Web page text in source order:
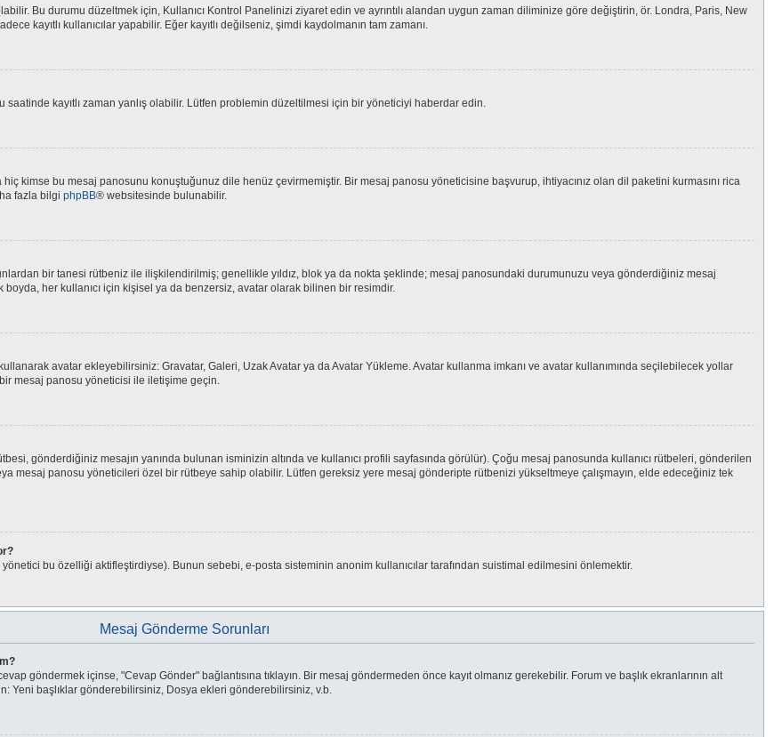
Bu durumu düzeltmek için, Kullanıcı Kontrol Panelinizi ziyaret edin ve ayrıntılı alandan uygun zaman diliminize göre değiştirin, ör. Londra, Paris, New
kayıtlı kullanıcılar yapabilir. Eğer kayıtlı değilseniz, şimdi kaydolmanın tam zamanı.
kayıtlı zaman yanlış olabilir. Lütfen problemin düzeltilmesi için bir yöneticiyi haberdar edin.
kimse bu mesaj panosunu konuştuğunuz dile henüz çevirmemiştir. Bir mesaj panosu yöneticisine başvurup, ihtiyacınız olan dil paketini kurmasını rica
fazla bilgi phpBB® websitesinde bulunabilir.
bir tanesi rütbeniz ile ilişkilendirilmiş; genellikle yıldız, blok ya da nokta şeklinde; mesaj panosundaki durumunuzu veya gönderdiğiniz mesaj
her kullanıcı için kişisel ya da benzersiz, avatar olarak bilinen bir resimdir.
avatar ekleyebilirsiniz: Gravatar, Galeri, Uzak Avatar ya da Avatar Yükleme. Avatar kullanma imkanı ve avatar kullanımında seçilebilecek yollar
bir mesaj panosu yöneticisi ile iletişime geçin.
gönderdiğiniz mesajın yanında bulunan isminizin altında ve kullanıcı profili sayfasında görülür). Çoğu mesaj panosunda kullanıcı rütbeleri, gönderilen
mesaj panosu yöneticileri özel bir rütbeye sahip olabilir. Lütfen gereksiz yere mesaj gönderipte rütbenizi yükseltmeye çalışmayın, elde edeceğiniz tek
bu özelliği aktifleştirdiyse). Bunun sebebi, e-posta sisteminin anonim kullanıcılar tarafından suistimal edilmesini önlemektir.
Mesaj Gönderme Sorunları
göndermek içinse, "Cevap Gönder" bağlantısına tıklayın. Bir mesaj göndermeden önce kayıt olmanız gerekebilir. Forum ve başlık ekranlarının alt
Yeni başlıklar gönderebilirsiniz, Dosya ekleri gönderebilirsiniz, v.b.